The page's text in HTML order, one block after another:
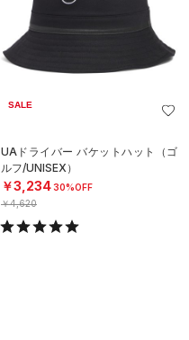
SALE
UAドライバー バケットハット（ゴ
ルフ/UNISEX）
￥3,23430%OFF
￥4,620